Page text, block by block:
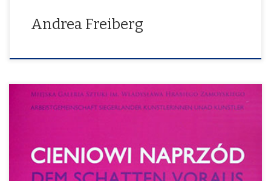
Andrea Freiberg
Artbridge siegen.zakopane 21. November – 15. Dezember 2013